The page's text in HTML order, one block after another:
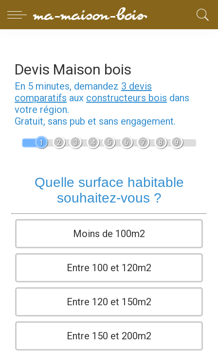
Devis Maison bois
En 5 minutes, demandez 3 devis
comparatifs aux constructeurs bois dans
votre région.
Gratuit, sans pub et sans engagement.
1 2 3 4 5 6 7 8 9
Quelle surface habitable
souhaitez-vous ?
Moins de 100m2
Entre 100 et 120m2
Entre 120 et 150m2
Entre 150 et 200m2